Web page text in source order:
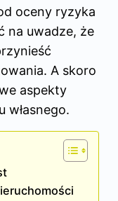
oceny ryzyka
na uwadze, że
A skoro
aspekty
własnego.